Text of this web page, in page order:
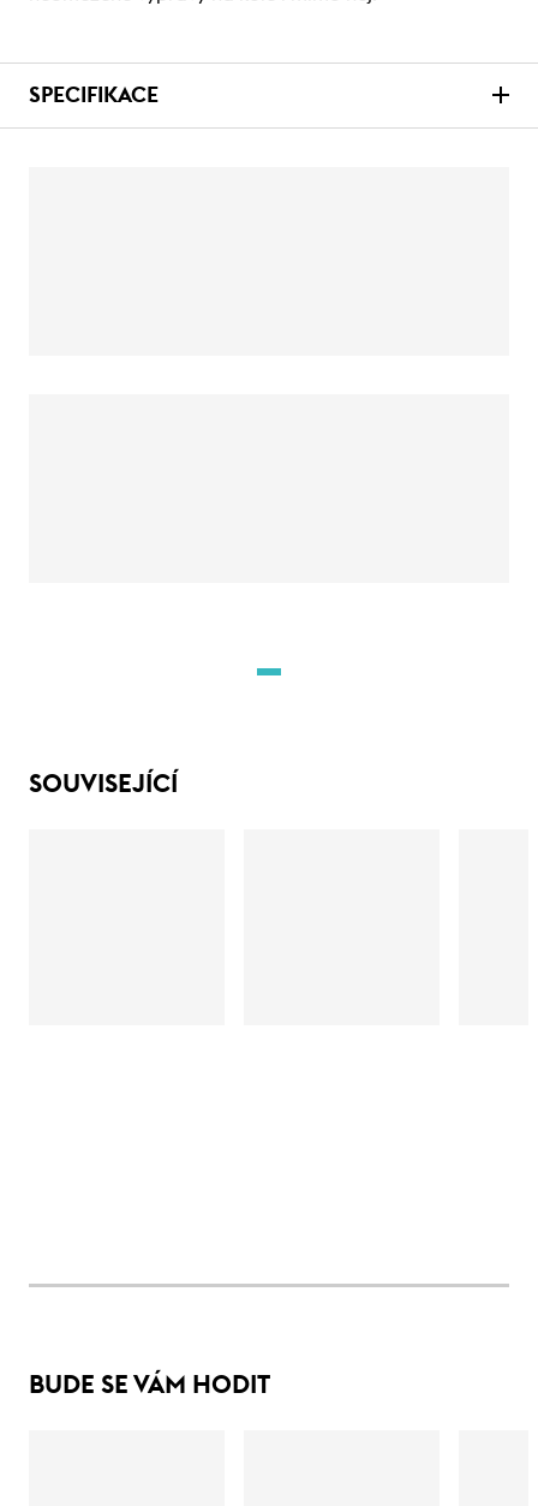
SPECIFIKACE
SOUVISEJÍCÍ
BUDE SE VÁM HODIT